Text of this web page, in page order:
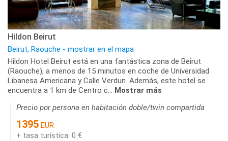
Hildon Beirut
Beirut, Raouche - mostrar en el mapa
Hildon Hotel Beirut está en una fantástica zona de Beirut
(Raouche), a menos de 15 minutos en coche de Universidad
Libanesa Americana y Calle Verdun. Además, este hotel se
encuentra a 1 km de Centro c... Mostrar más
Precio por persona en habitación doble/twin compartida
1395 EUR
+ tasa turística: 0 €